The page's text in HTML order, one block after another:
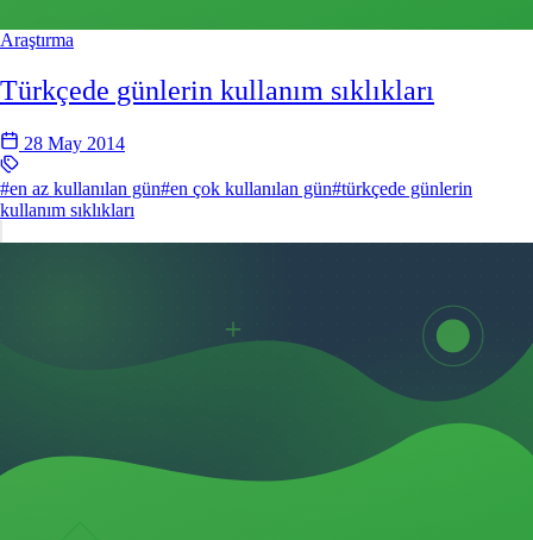
Araştırma
Türkçede günlerin kullanım sıklıkları
28 May 2014
#en az kullanılan gün#en çok kullanılan gün#türkçede günlerin
kullanım sıklıkları